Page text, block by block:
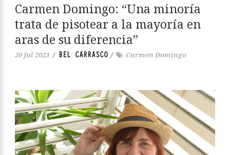
Carmen Domingo: “Una minoría
trata de pisotear a la mayoría en
aras de su diferencia”
20 Jul 2023 / BEL CARRASCO / Carmen Domingo